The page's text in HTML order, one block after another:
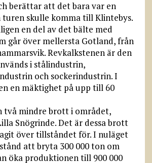
berättar att det bara var en
skulle komma till Klintebys.
en del av det bälte med
går över mellersta Gotland, från
Revkalkstenen är den
i stålindustrin,
och sockerindustrin. I
en mäktighet på upp till 60
två mindre brott i området,
Snögrinde. Det är dessa brott
över tillståndet för. I nuläget
att bryta 300 000 ton om
öka produktionen till 900 000